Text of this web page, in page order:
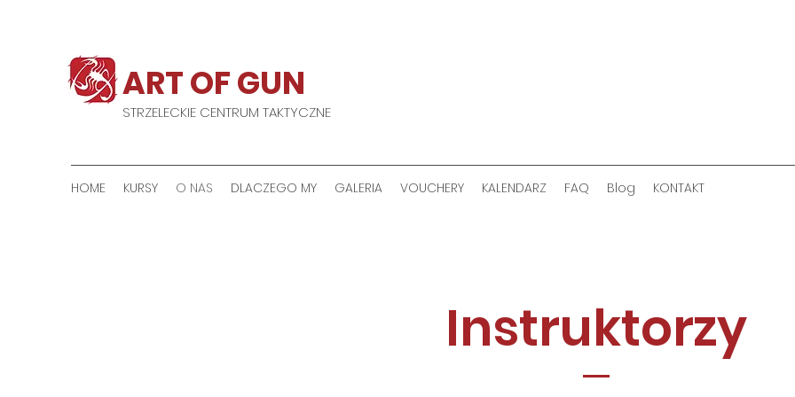
ART OF GUN
STRZELECKIE CENTRUM TAKTYCZNE
HOME KURSY O NAS DLACZEGO MY GALERIA VOUCHERY KALENDARZ FAQ Blog KONTAKT
Instruktorzy